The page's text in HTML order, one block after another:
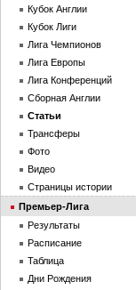
Кубок Англии
Кубок Лиги
Лига Чемпионов
Лига Европы
Лига Конференций
Сборная Англии
Статьи
Трансферы
Фото
Видео
Страницы истории
Премьер-Лига
Результаты
Расписание
Таблица
Дни Рождения